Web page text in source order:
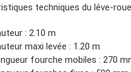
techniques du léve-
: 2.10 m
maxi levée : 1.20 m
fourche mobiles : 270